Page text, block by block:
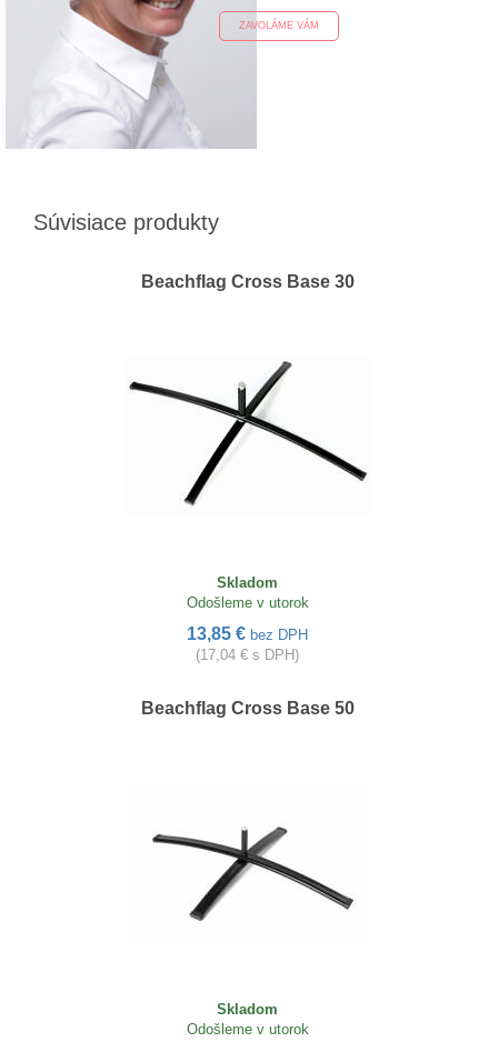
ZAVOLÁME VÁM
Súvisiace produkty
Beachflag Cross Base 30
Skladom
Odošleme v utorok
13,85 € bez DPH
(17,04 € s DPH)
Beachflag Cross Base 50
Skladom
Odošleme v utorok